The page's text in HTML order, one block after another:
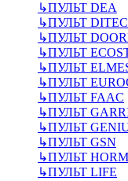
↳ПУЛЬТ DEA
↳ПУЛЬТ DITEC
↳ПУЛЬТ
↳ПУЛЬТ
↳ПУЛЬТ
↳ПУЛЬТ
↳ПУЛЬТ FAAC
↳ПУЛЬТ
↳ПУЛЬТ
↳ПУЛЬТ GSN
↳ПУЛЬТ
↳ПУЛЬТ LIFE